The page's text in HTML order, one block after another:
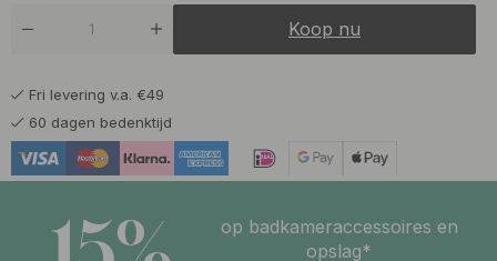
Koop nu
Fri levering v.a. €49
60 dagen bedenktijd
op badkameraccessoires en
opslag*